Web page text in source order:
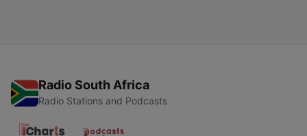
Radio South Africa
Radio Stations and Podcasts